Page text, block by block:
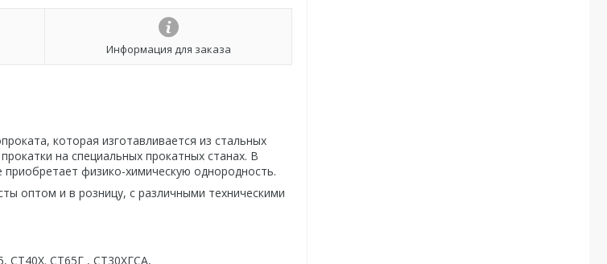
Информация для заказа
которая изготавливается из стальных
на специальных прокатных станах. В
физико-химическую однородность.
оптом и в розницу, с различными техническими
СТ40Х. СТ65Г , СТ30ХГСА,